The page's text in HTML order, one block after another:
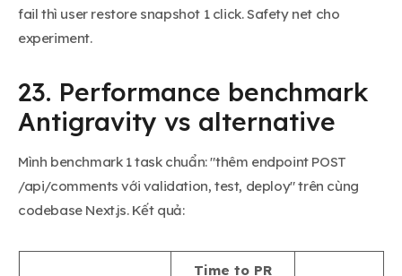
fail thì user restore snapshot 1 click. Safety net cho
experiment.
23. Performance benchmark
Antigravity vs alternative
Mình benchmark 1 task chuẩn: "thêm endpoint POST
/api/comments với validation, test, deploy" trên cùng
codebase Next.js. Kết quả:
Time to PR